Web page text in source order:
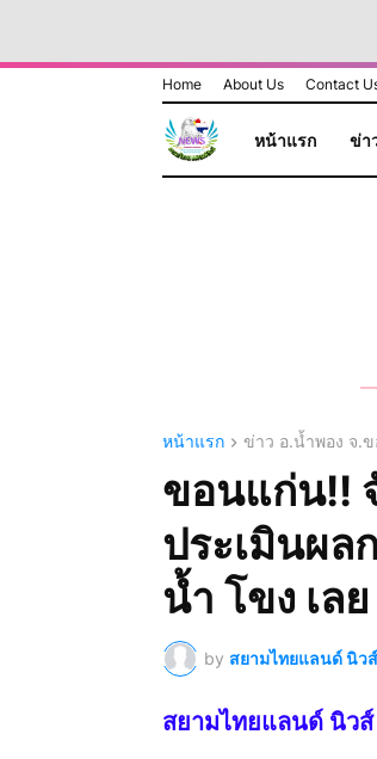
Home About Us Contact
หน้าแรก ข่า
หน้าแรก ข่าว อ.น้ำพอง จ.
ขอนแก่น!!
ประเมินผล
น้ำ โขง เล
by สยามไทยแลนด์ นิวส์
สยามไทยแลนด์ นิว